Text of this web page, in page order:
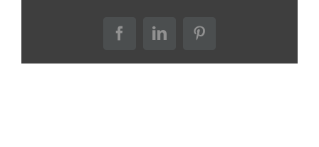
FacebookLinkedInPinterest